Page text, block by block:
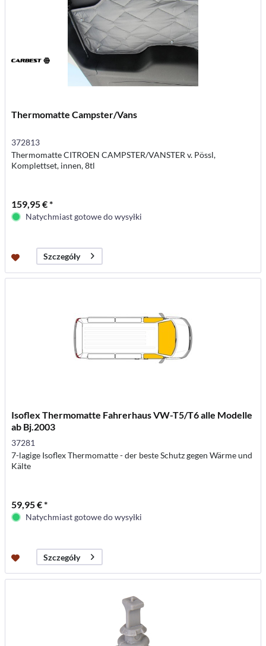
Thermomatte Campster/Vans
372813
Thermomatte CITROEN CAMPSTER/VANSTER v. Pössl,
Komplettset, innen, 8tl
159,95 € *
Natychmiast gotowe do wysyłki
Szczegóły
Isoflex Thermomatte Fahrerhaus VW-T5/T6 alle Modelle
ab Bj.2003
37281
7-lagige Isoflex Thermomatte - der beste Schutz gegen Wärme und
Kälte
59,95 € *
Natychmiast gotowe do wysyłki
Szczegóły